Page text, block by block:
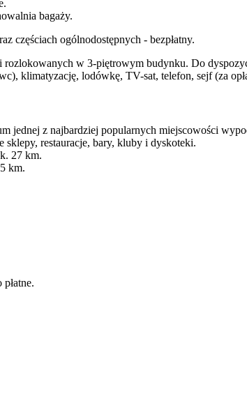
bagaży.
częściach ogólnodostępnych - bezpłatny.
w 3-piętrowym budynku. Do
klimatyzację, lodówkę, TV-sat, telefon, sejf (za
jednej z najbardziej popularnych miejscowości
sklepy, restauracje, bary, kluby i dyskoteki.
27 km.
km.